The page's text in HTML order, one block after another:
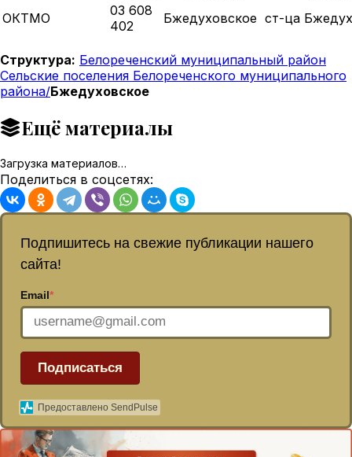
ОКТМО
03 608
402
Бжедуховское ст-ца
Структура: Белореченский муниципальный район
Сельские поселения Белореченского муниципального
района/Бжедуховское
Ещё материалы
Загрузка материалов…
Поделиться в соцсетях:
Подпишитесь на свежие публикации нашего
сайта!
Email*
Подписаться
Предоставлено SendPulse